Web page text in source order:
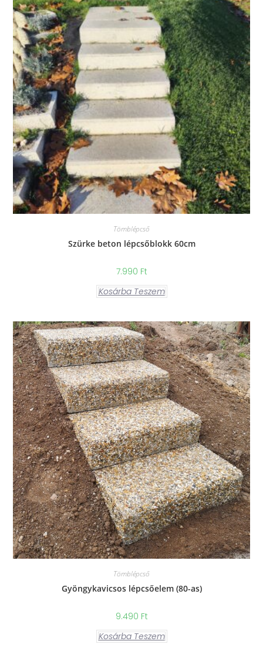
Tömblépcső
Szürke beton lépcsőblokk 60cm
7.990 Ft
Kosárba Teszem
Tömblépcső
Gyöngykavicsos lépcsőelem (80-as)
9.490 Ft
Kosárba Teszem